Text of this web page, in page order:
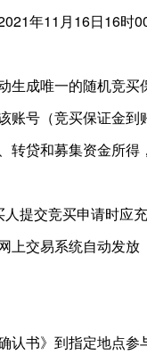
年11月16日16时
生成唯一的随机竞买
账号（竞买保证金到
转贷和募集资金所得
提交竞买申请时应
上交易系统自动发放
认书》到指定地点参